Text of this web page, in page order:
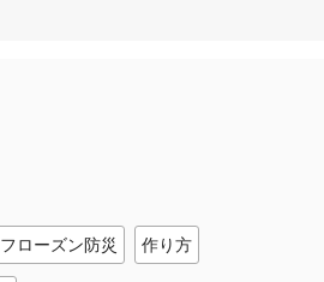
フローズン防災 作り方